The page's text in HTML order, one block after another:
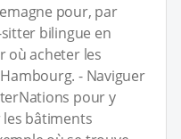
pour, par
bilingue en
où acheter les
- Naviguer
pour y
bâtiments